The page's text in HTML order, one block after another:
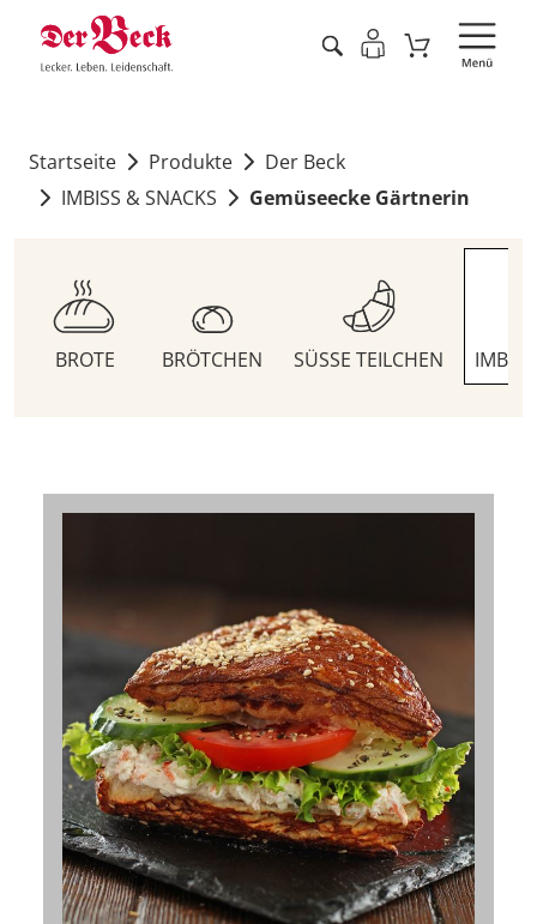
Startseite Produkte
Der Beck
IMBISS & SNACKS
Gemüseecke Gärtnerin
BROTE BRÖTCHEN SÜSSE TEILCHEN